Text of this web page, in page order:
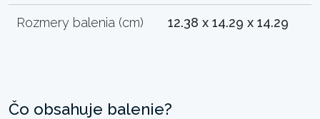
Rozmery balenia (cm) 12.38 x 14.29 x 14.29
Čo obsahuje balenie?